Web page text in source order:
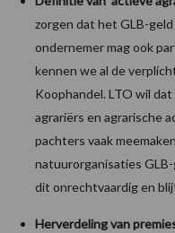
zorgen dat het GLB-
ondernemer mag ook
kennen we al de
Koophandel. LTO wil
agrariërs en agrarische
pachters vaak
natuurorganisaties
dit onrechtvaardig en
Herverdeling van